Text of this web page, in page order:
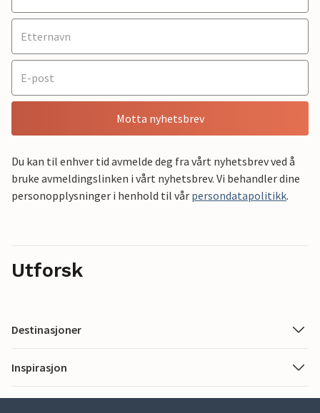
Motta nyhetsbrev
Du kan til enhver tid avmelde deg fra vårt nyhetsbrev ved å
bruke avmeldingslinken i vårt nyhetsbrev. Vi behandler dine
personopplysninger i henhold til vår persondatapolitikk.
Utforsk
Destinasjoner
Inspirasjon